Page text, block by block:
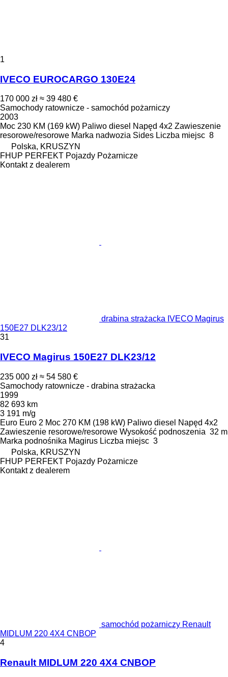
1
IVECO EUROCARGO 130E24
170 000 zł ≈ 39 480 €
Samochody ratownicze - samochód pożarniczy
2003
Moc 230 KM (169 kW) Paliwo diesel Napęd 4x2 Zawieszenie
resorowe/resorowe Marka nadwozia Sides Liczba miejsc 8
Polska, KRUSZYN
FHUP PERFEKT Pojazdy Pożarnicze
Kontakt z dealerem
drabina strażacka IVECO Magirus
150E27 DLK23/12
31
IVECO Magirus 150E27 DLK23/12
235 000 zł ≈ 54 580 €
Samochody ratownicze - drabina strażacka
1999
82 693 km
3 191 m/g
Euro Euro 2 Moc 270 KM (198 kW) Paliwo diesel Napęd 4x2
Zawieszenie resorowe/resorowe Wysokość podnoszenia 32 m
Marka podnośnika Magirus Liczba miejsc 3
Polska, KRUSZYN
FHUP PERFEKT Pojazdy Pożarnicze
Kontakt z dealerem
samochód pożarniczy Renault
MIDLUM 220 4X4 CNBOP
4
Renault MIDLUM 220 4X4 CNBOP